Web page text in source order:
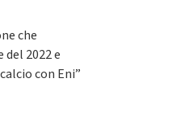
che
2022 e
con Eni”